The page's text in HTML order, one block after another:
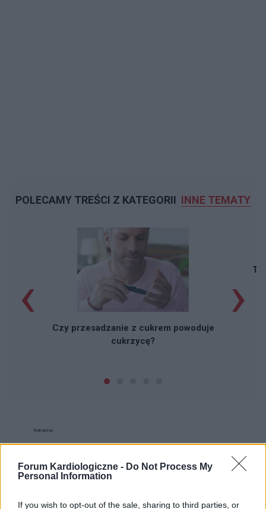
Forum Kardiologiczne - Do Not Process My
Personal Information
If you wish to opt-out of the sale, sharing to third parties, or
POLECAMY TREŚCI Z KATEGORII INNE TEMATY
Czy przesadzanie z cukrem powoduje
cukrzycę?
‹ ›
Reklama: